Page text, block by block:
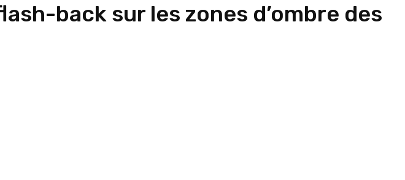
back sur les zones d’ombre des